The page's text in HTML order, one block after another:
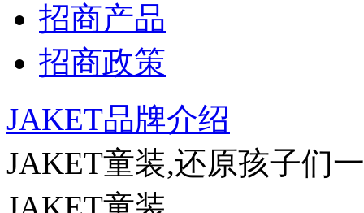
招商产品
招商政策
JAKET品牌介绍
JAKET童装,还原孩子们